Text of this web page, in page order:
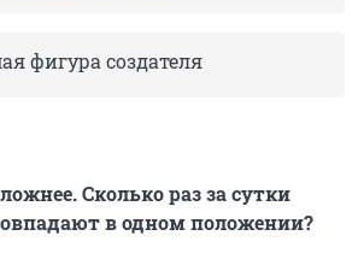
фигура создателя
Сколько раз за сутки
в одном положении?